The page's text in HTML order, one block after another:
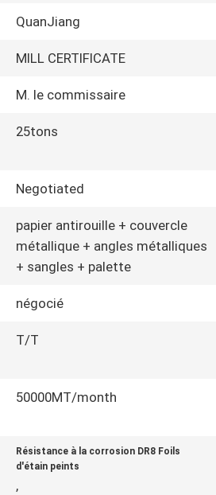
QuanJiang
MILL CERTIFICATE
M. le commissaire
25tons
Negotiated
papier antirouille + couvercle
métallique + angles métalliques
+ sangles + palette
négocié
T/T
50000MT/month
Résistance à la corrosion DR8 Foils
d'étain peints
,